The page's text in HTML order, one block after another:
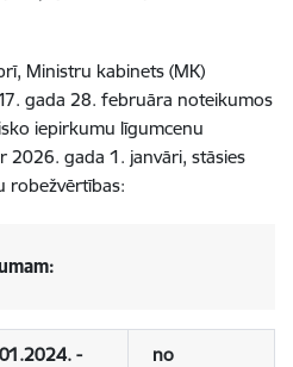
Ministru kabinets (MK)
gada 28. februāra noteikumos
iepirkumu līgumcenu
2026. gada 1. janvāri, stāsies
robežvērtības:
-
no